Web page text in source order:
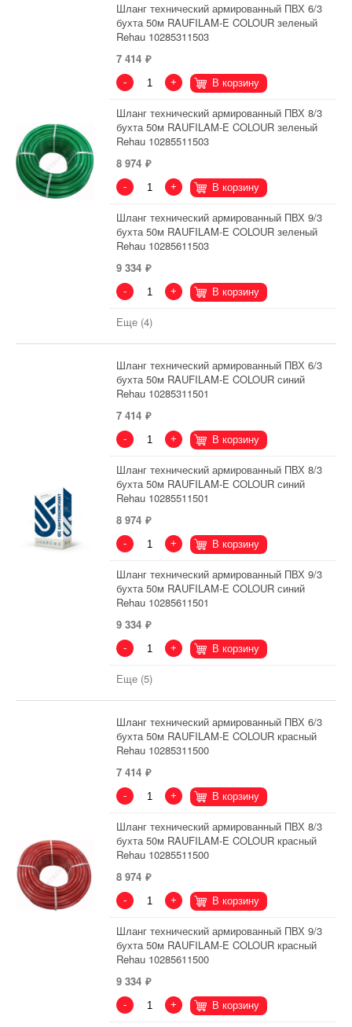
Шланг технический армированный ПВХ 6/3
бухта 50м RAUFILAM-E COLOUR зеленый
Rehau 10285311503
7 414
- + В корзину
Шланг технический армированный ПВХ 8/3
бухта 50м RAUFILAM-E COLOUR зеленый
Rehau 10285511503
8 974
- + В корзину
Шланг технический армированный ПВХ 9/3
бухта 50м RAUFILAM-E COLOUR зеленый
Rehau 10285611503
9 334
- + В корзину
Еще (4)
Шланг технический армированный ПВХ 6/3
бухта 50м RAUFILAM-E COLOUR синий
Rehau 10285311501
7 414
- + В корзину
Шланг технический армированный ПВХ 8/3
бухта 50м RAUFILAM-E COLOUR синий
Rehau 10285511501
8 974
- + В корзину
Шланг технический армированный ПВХ 9/3
бухта 50м RAUFILAM-E COLOUR синий
Rehau 10285611501
9 334
- + В корзину
Еще (5)
Шланг технический армированный ПВХ 6/3
бухта 50м RAUFILAM-E COLOUR красный
Rehau 10285311500
7 414
- + В корзину
Шланг технический армированный ПВХ 8/3
бухта 50м RAUFILAM-E COLOUR красный
Rehau 10285511500
8 974
- + В корзину
Шланг технический армированный ПВХ 9/3
бухта 50м RAUFILAM-E COLOUR красный
Rehau 10285611500
9 334
- + В корзину